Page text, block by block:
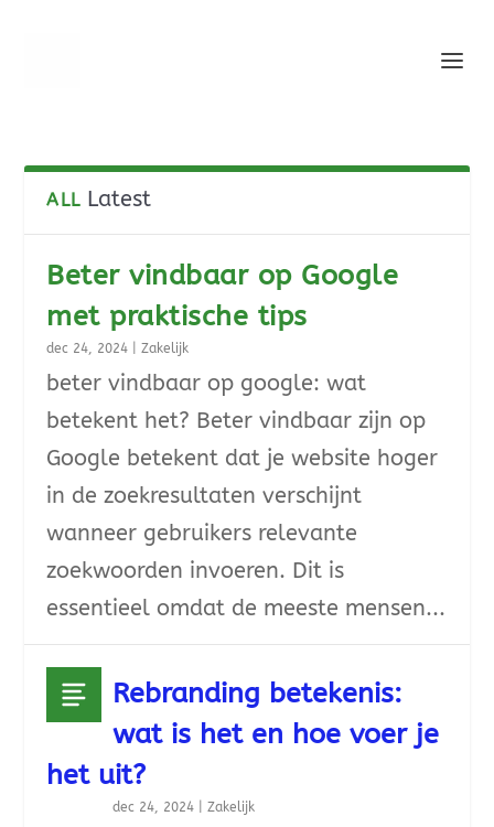
ALL Latest
Beter vindbaar op Google
met praktische tips
dec 24, 2024 |Zakelijk
beter vindbaar op google: wat
betekent het? Beter vindbaar zijn op
Google betekent dat je website hoger
in de zoekresultaten verschijnt
wanneer gebruikers relevante
zoekwoorden invoeren. Dit is
essentieel omdat de meeste mensen...
Rebranding betekenis:
wat is het en hoe voer je
het uit?
dec 24, 2024 |Zakelijk